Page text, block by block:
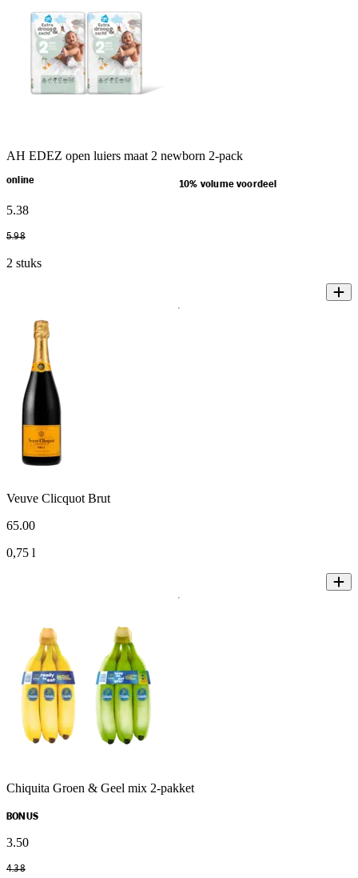
AH EDEZ open luiers maat 2 newborn 2-pack
online 10% volume voordeel
5.38
5.98
2 stuks
Veuve Clicquot Brut
65.00
0,75 l
Chiquita Groen & Geel mix 2-pakket
BONUS
3.50
4.38